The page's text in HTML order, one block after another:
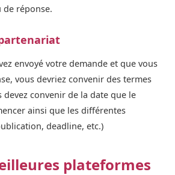
de réponse.
envoyé votre demande et que vous
vous devriez convenir des termes
convenir de la date que le
ainsi que les différentes
deadline, etc.)
plateformes